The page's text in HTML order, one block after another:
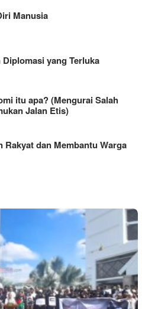
Manusia
yang Terluka
itu apa? (Mengurai Salah
Jalan Etis)
Rakyat dan Membantu Warga